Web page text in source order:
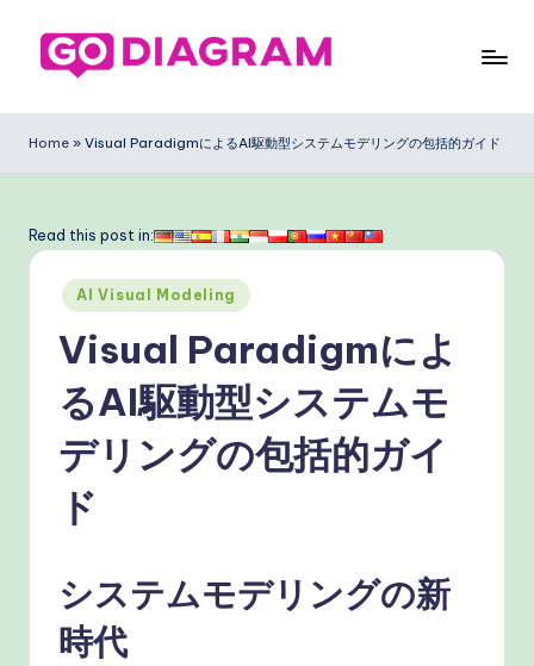
o
ia
g
ra
m
Home » Visual ParadigmによるAI駆動型システムモデリングの包括的ガイド
Read this post in:
Posted
in
AI Visual Modeling
Visual Paradigmによ
るAI駆動型システムモ
デリングの包括的ガイ
ド
システムモデリングの新
時代